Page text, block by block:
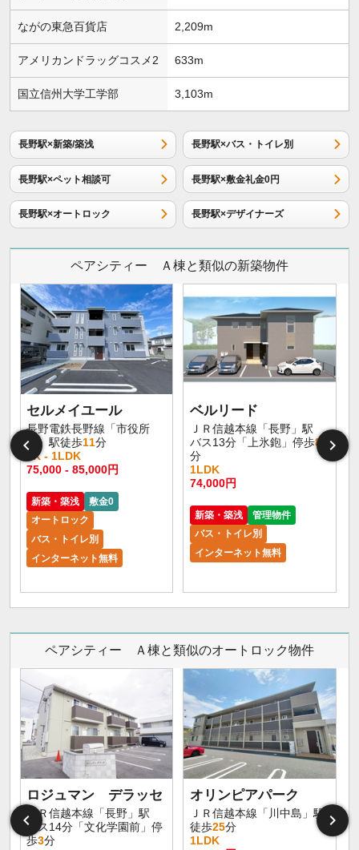
ながの東急百貨店 2,209m
アメリカンドラッグコスメ2 633m
国立信州大学工学部 3,103m
長野駅×新築/築浅 長野駅×バス・トイレ別
長野駅×ペット相談可 長野駅×敷金礼金0円
長野駅×オートロック 長野駅×デザイナーズ
ペアシティー Ａ棟と類似の新築物件
セルメイユール
長野電鉄長野線「市役所
前」駅徒歩11分
1K - 1LDK
75,000 - 85,000円
新築・築浅
敷金0
オートロック
バス・トイレ別
インターネット無料
ベルリード
ＪＲ信越本線「長野」駅
バス13分「上氷鉋」停歩8
分
1LDK
74,000円
新築・築浅
管理物件
バス・トイレ別
インターネット無料
ペアシティー Ａ棟と類似のオートロック物件
ロジュマン デラッセ
ＪＲ信越本線「長野」駅
バス14分「文化学園前」停
歩3分
オリンピアパーク
ＪＲ信越本線「川中島」駅
徒歩25分
1LDK